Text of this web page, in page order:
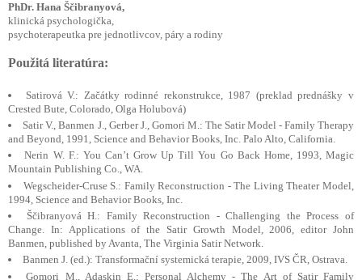
PhDr. Hana Ščibranyová,
klinická psychologička,
psychoterapeutka pre jednotlivcov, páry a rodiny
Použitá literatúra:
Satirová V.: Začátky rodinné rekonstrukce, 1987 (preklad prednášky v
Crested Bute, Colorado, Olga Holubová)
Satir V., Banmen J., Gerber J., Gomori M.: The Satir Model - Family Therapy
and Beyond, 1991, Science and Behavior Books, Inc. Palo Alto, California.
Nerin W. F.: You Can’t Grow Up Till You Go Back Home, 1993, Magic
Mountain Publishing Co., WA.
Wegscheider-Cruse S.: Family Reconstruction - The Living Theater Model,
1994, Science and Behavior Books, Inc.
Ščibranyová H.: Family Reconstruction - Challenging the Process of
Change. In: Applications of the Satir Growth Model, 2006, editor John
Banmen, published by Avanta, The Virginia Satir Network.
Banmen J. (ed.): Transformační systemická terapie, 2009, IVS ČR, Ostrava.
Gomori M., Adaskin E.: Personal Alchemy - The Art of Satir Family